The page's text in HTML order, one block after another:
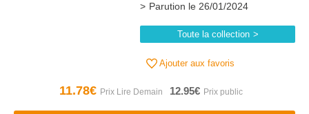
Parution le 26/01/2024
Toute la collection
Ajouter aux favoris
11.78€ 12.95€